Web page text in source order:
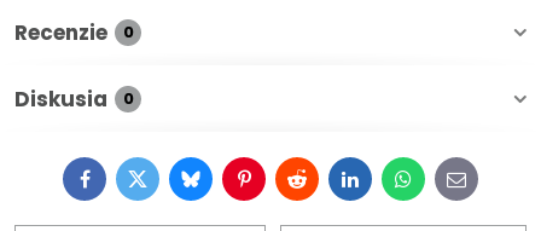
Recenzie 0
Diskusia 0
FacebookTwitterBlueskyPinterestRedditLinkedInWhatsApp
E-
mail